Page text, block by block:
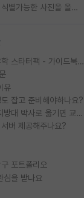
정보보안 연구하는 입장에선 식별가능한 사진을 올리는건 비추이긴함
[무료] 2026 미국 대학원 유학 스타터팩 - 가이드북 & 합격자 컨택메일 템플릿
유
잡고 준비해야하나요?
SSH 박사과정을 그만두고 지방대 박사로 옮기면 교수의 꿈은 끝일까요?
버 제공해주나요?
포트폴리오
심을 받나요